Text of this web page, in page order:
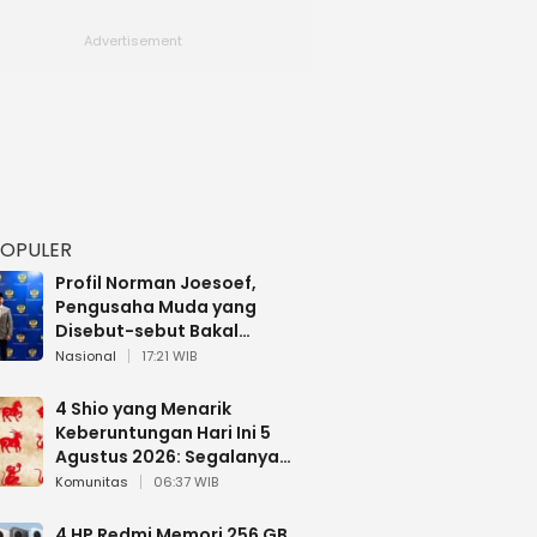
Profil Norman Joesoef,
Pengusaha Muda yang
Disebut-sebut Bakal
Dilantik Jadi Wamenhan RI
Nasional 17:21 WIB
4 Shio yang Menarik
Keberuntungan Hari Ini 5
Agustus 2026: Segalanya
Berjalan Lancar
Komunitas 06:37 WIB